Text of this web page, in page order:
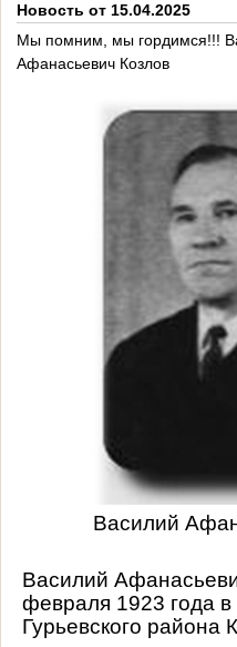
Новость от 15.04.2025
Мы помним, мы гордимся!!!
Афанасьевич Козлов
Василий
Василий
февраля 1923 года в
Гурьевского района